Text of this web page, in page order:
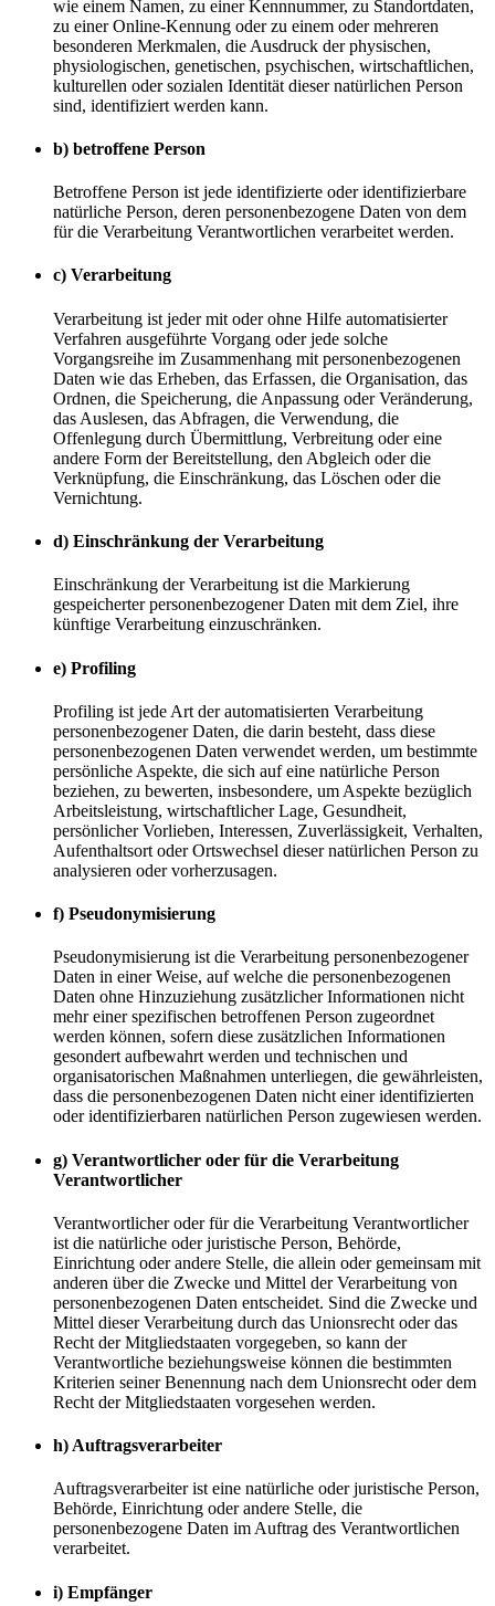
wie einem Namen, zu einer Kennnummer, zu Standortdaten,
zu einer Online-Kennung oder zu einem oder mehreren
besonderen Merkmalen, die Ausdruck der physischen,
physiologischen, genetischen, psychischen, wirtschaftlichen,
kulturellen oder sozialen Identität dieser natürlichen Person
sind, identifiziert werden kann.
b) betroffene Person
Betroffene Person ist jede identifizierte oder identifizierbare
natürliche Person, deren personenbezogene Daten von dem
für die Verarbeitung Verantwortlichen verarbeitet werden.
c) Verarbeitung
Verarbeitung ist jeder mit oder ohne Hilfe automatisierter
Verfahren ausgeführte Vorgang oder jede solche
Vorgangsreihe im Zusammenhang mit personenbezogenen
Daten wie das Erheben, das Erfassen, die Organisation, das
Ordnen, die Speicherung, die Anpassung oder Veränderung,
das Auslesen, das Abfragen, die Verwendung, die
Offenlegung durch Übermittlung, Verbreitung oder eine
andere Form der Bereitstellung, den Abgleich oder die
Verknüpfung, die Einschränkung, das Löschen oder die
Vernichtung.
d) Einschränkung der Verarbeitung
Einschränkung der Verarbeitung ist die Markierung
gespeicherter personenbezogener Daten mit dem Ziel, ihre
künftige Verarbeitung einzuschränken.
e) Profiling
Profiling ist jede Art der automatisierten Verarbeitung
personenbezogener Daten, die darin besteht, dass diese
personenbezogenen Daten verwendet werden, um bestimmte
persönliche Aspekte, die sich auf eine natürliche Person
beziehen, zu bewerten, insbesondere, um Aspekte bezüglich
Arbeitsleistung, wirtschaftlicher Lage, Gesundheit,
persönlicher Vorlieben, Interessen, Zuverlässigkeit, Verhalten,
Aufenthaltsort oder Ortswechsel dieser natürlichen Person zu
analysieren oder vorherzusagen.
f) Pseudonymisierung
Pseudonymisierung ist die Verarbeitung personenbezogener
Daten in einer Weise, auf welche die personenbezogenen
Daten ohne Hinzuziehung zusätzlicher Informationen nicht
mehr einer spezifischen betroffenen Person zugeordnet
werden können, sofern diese zusätzlichen Informationen
gesondert aufbewahrt werden und technischen und
organisatorischen Maßnahmen unterliegen, die gewährleisten,
dass die personenbezogenen Daten nicht einer identifizierten
oder identifizierbaren natürlichen Person zugewiesen werden.
g) Verantwortlicher oder für die Verarbeitung
Verantwortlicher
Verantwortlicher oder für die Verarbeitung Verantwortlicher
ist die natürliche oder juristische Person, Behörde,
Einrichtung oder andere Stelle, die allein oder gemeinsam mit
anderen über die Zwecke und Mittel der Verarbeitung von
personenbezogenen Daten entscheidet. Sind die Zwecke und
Mittel dieser Verarbeitung durch das Unionsrecht oder das
Recht der Mitgliedstaaten vorgegeben, so kann der
Verantwortliche beziehungsweise können die bestimmten
Kriterien seiner Benennung nach dem Unionsrecht oder dem
Recht der Mitgliedstaaten vorgesehen werden.
h) Auftragsverarbeiter
Auftragsverarbeiter ist eine natürliche oder juristische Person,
Behörde, Einrichtung oder andere Stelle, die
personenbezogene Daten im Auftrag des Verantwortlichen
verarbeitet.
i) Empfänger